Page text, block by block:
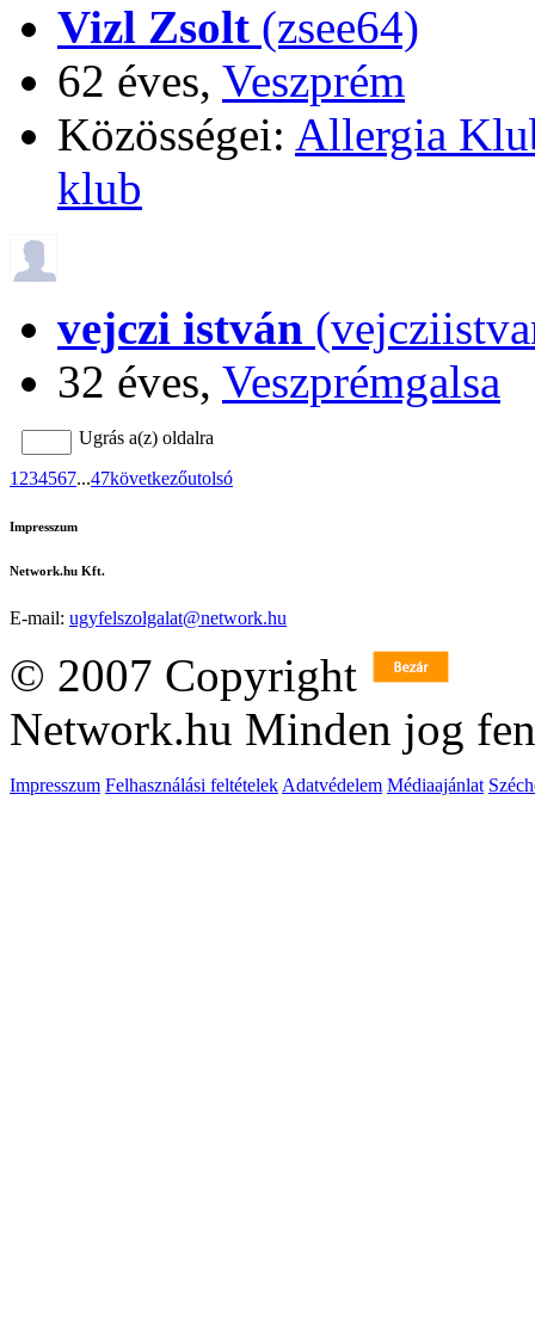
Vizl Zsolt (zsee64)
62 éves, Veszprém
Közösségei: Allergia
klub
vejczi istván
32 éves, Veszprémgalsa
Ugrás a(z) oldalra
1 234567...47következőutolsó
Impresszum
Network.hu Kft.
E-mail: ugyfelszolgalat@network.hu
© 2007 Copyright
Network.hu Minden jog
Impresszum Felhasználási feltételek Adatvédelem Médiaajánlat